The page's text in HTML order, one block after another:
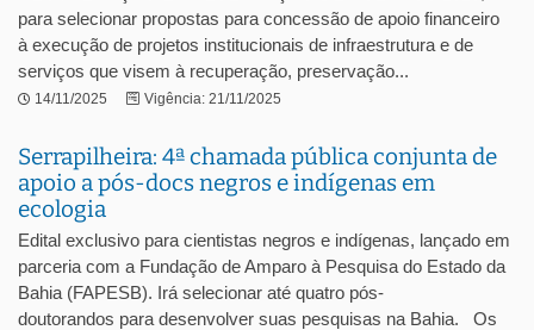
para selecionar propostas para concessão de apoio financeiro
à execução de projetos institucionais de infraestrutura e de
serviços que visem à recuperação, preservação...
14/11/2025 Vigência: 21/11/2025
Serrapilheira: 4ª chamada pública conjunta de
apoio a pós-docs negros e indígenas em
ecologia
Edital exclusivo para cientistas negros e indígenas, lançado em
parceria com a Fundação de Amparo à Pesquisa do Estado da
Bahia (FAPESB). Irá selecionar até quatro pós-
doutorandos para desenvolver suas pesquisas na Bahia. Os